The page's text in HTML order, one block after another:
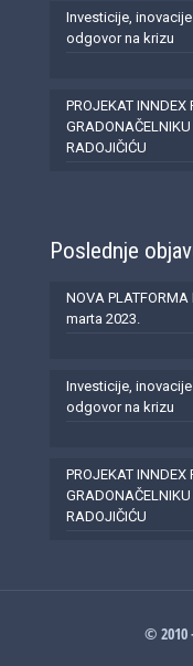
Investicije,
odgovor na krizu
PROJEKAT INNDEX
RADOJIČIĆU
Poslednje
NOVA
marta 2023.
Investicije,
odgovor na krizu
PROJEKAT INNDEX
RADOJIČIĆU
© 2010